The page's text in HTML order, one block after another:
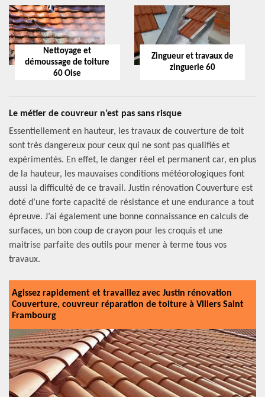
Nettoyage et
démoussage de toiture
60 Oise
Zingueur et travaux de
zinguerie 60
Le métier de couvreur n’est pas sans risque
Essentiellement en hauteur, les travaux de couverture de toit
sont très dangereux pour ceux qui ne sont pas qualifiés et
expérimentés. En effet, le danger réel et permanent car, en plus
de la hauteur, les mauvaises conditions météorologiques font
aussi la difficulté de ce travail. Justin rénovation Couverture est
doté d’une forte capacité de résistance et une endurance a tout
épreuve. J’ai également une bonne connaissance en calculs de
surfaces, un bon coup de crayon pour les croquis et une
maitrise parfaite des outils pour mener à terme tous vos
travaux.
Agissez rapidement et travaillez avec Justin rénovation
Couverture, couvreur réparation de toiture à Villers Saint
Frambourg